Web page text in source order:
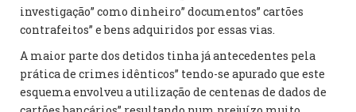
investigação” como dinheiro” documentos” cartões
contrafeitos” e bens adquiridos por essas vias.
A maior parte dos detidos tinha já antecedentes pela
prática de crimes idênticos” tendo-se apurado que este
esquema envolveu a utilização de centenas de dados de